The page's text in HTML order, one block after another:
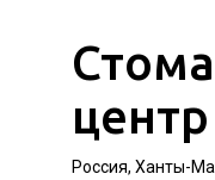
центр
Россия, Ханты-